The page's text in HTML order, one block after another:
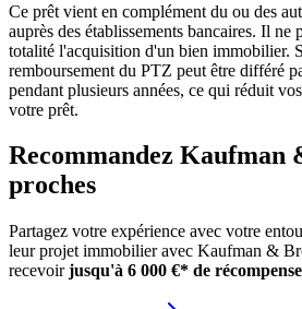
Ce prêt vient en complément du ou des
auprès des établissements bancaires. Il ne
totalité l'acquisition d'un bien immobilier.
remboursement du PTZ peut être différé
pendant plusieurs années, ce qui réduit
votre prêt.
Recommandez Kaufman
proches
Partagez votre expérience avec votre
leur projet immobilier avec Kaufman &
recevoirjusqu'à 6 000 €* de récompense